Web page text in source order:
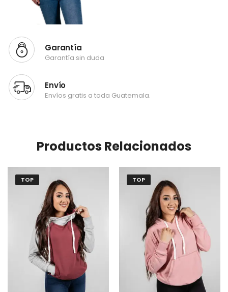
Garantía
Garantía sin duda
Envío
Envíos gratis a toda Guatemala.
Productos Relacionados
TOP TOP